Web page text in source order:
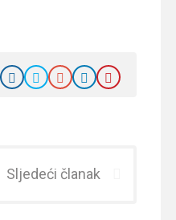
Sljedeći članak